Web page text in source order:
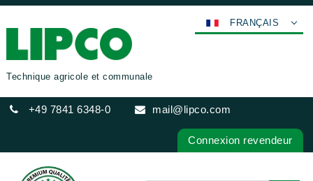
Technique agricole et communale
+49 7841 6348-0 mail@lipco.com
FRANÇAIS
ITALIANO
عربي
Connexion revendeur